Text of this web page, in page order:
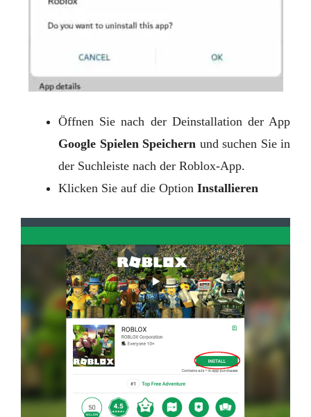
Öffnen Sie nach der Deinstallation der App
Google Spielen Speichern und suchen Sie in
der Suchleiste nach der Roblox-App.
Klicken Sie auf die Option Installieren